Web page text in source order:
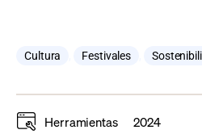
Cultura Festivales
Herramientas 2024